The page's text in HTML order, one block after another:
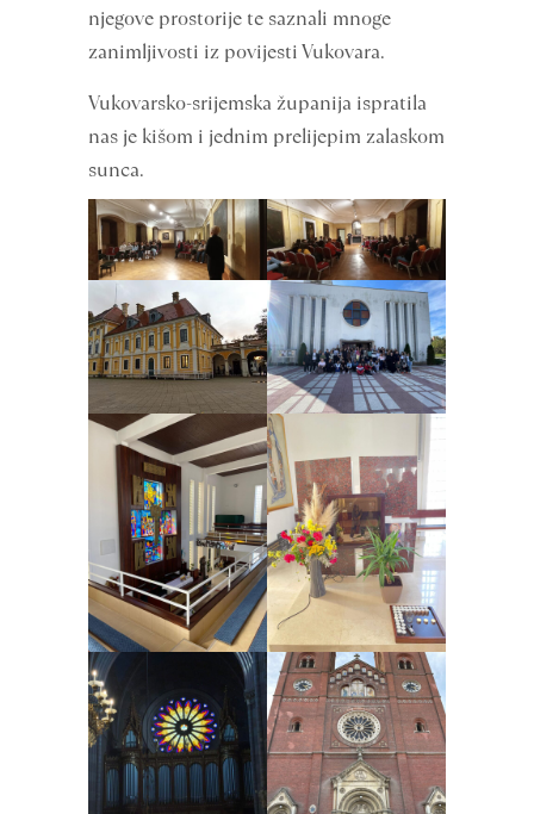
njegove prostorije te saznali mnoge
zanimljivosti iz povijesti Vukovara.
Vukovarsko-srijemska županija ispratila
nas je kišom i jednim prelijepim zalaskom
sunca.